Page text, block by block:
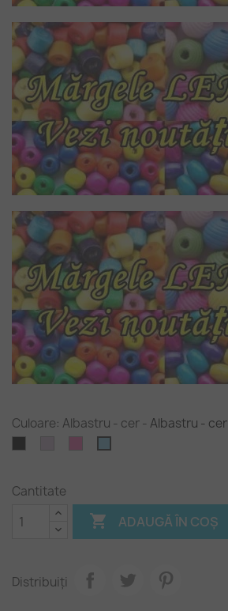
Culoare: Albastru - cer-Albastru - cer
Cantitate
 ADAUGĂ ÎN COȘ
Distribuiți